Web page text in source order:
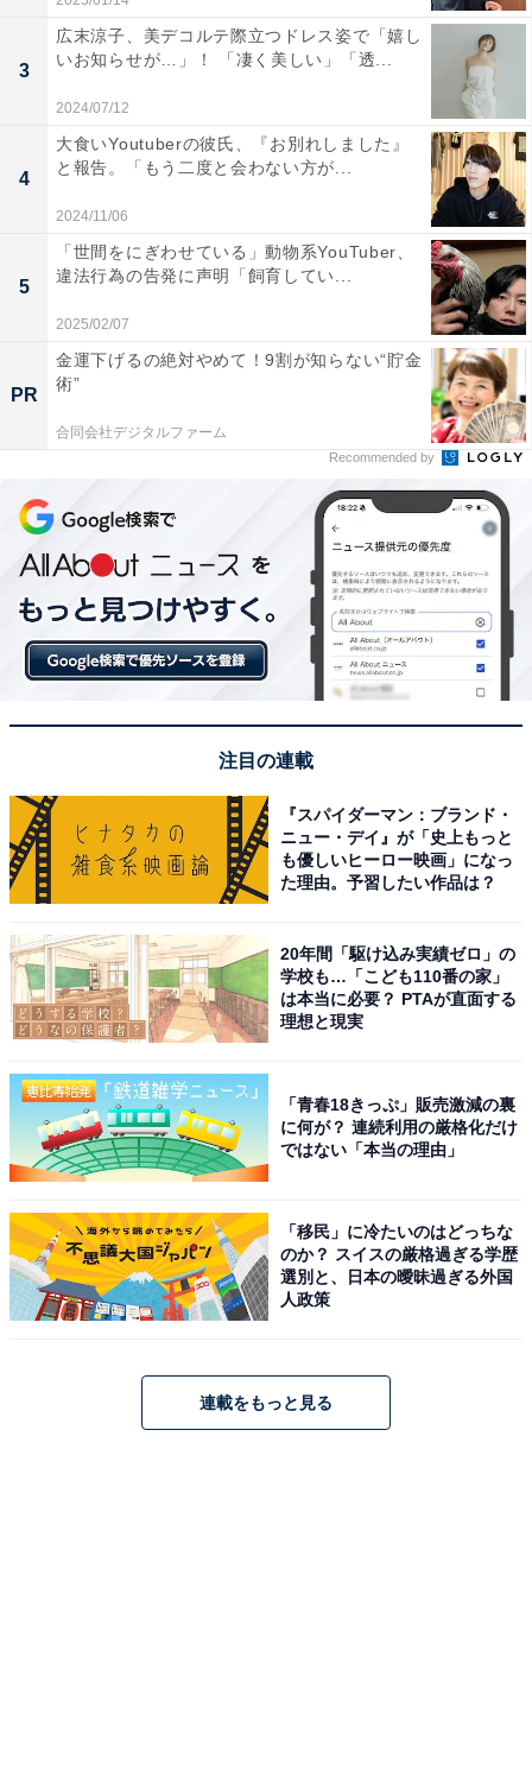
3
広末涼子、美デコルテ際立つドレス姿で「嬉し
いお知らせが…」！ 「凄く美しい」「透...
2024/07/12
4
大食いYoutuberの彼氏、『お別れしました』
と報告。「もう二度と会わない方が...
2024/11/06
5
「世間をにぎわせている」動物系YouTuber、
違法行為の告発に声明「飼育してい...
2025/02/07
PR
金運下げるの絶対やめて！9割が知らない“貯金
術”
合同会社デジタルファーム
Recommended by
注目の連載
『スパイダーマン：ブランド・
ニュー・デイ』が「史上もっと
も優しいヒーロー映画」になっ
た理由。予習したい作品は？
20年間「駆け込み実績ゼロ」の
学校も…「こども110番の家」
は本当に必要？ PTAが直面する
理想と現実
「青春18きっぷ」販売激減の裏
に何が？ 連続利用の厳格化だけ
ではない「本当の理由」
「移民」に冷たいのはどっちな
のか？ スイスの厳格過ぎる学歴
選別と、日本の曖昧過ぎる外国
人政策
連載をもっと見る